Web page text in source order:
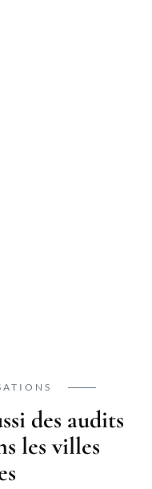
des audits
les villes